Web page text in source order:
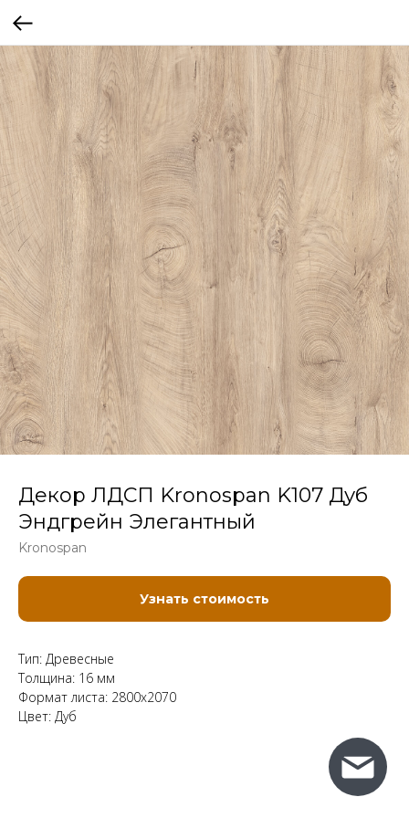
Декор ЛДСП Kronospan K107 Дуб
Эндгрейн Элегантный
Kronospan
Узнать стоимость
Тип: Древесные
Толщина: 16 мм
Формат листа: 2800x2070
Цвет: Дуб